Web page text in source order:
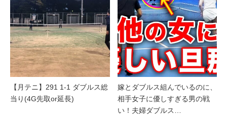
【月テニ】291 1-1 ダブルス総
当り(4G先取or延長)
嫁とダブルス組んでいるのに、
相手女子に優しすぎる男の戦
い！夫婦ダブルス…